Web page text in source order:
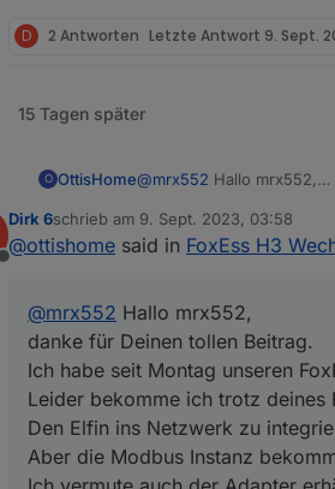
D 2 Antworten Letzte Antwort 9. Sept.
15 Tagen später
O OttisHome@mrx552 Hallo mrx552,
Ich habe seit Montag
Leider bekomme ich trotz
Ich vermute auch der
Der Elfin wurde auf PIN 1
Die Geräte-ID des
Offline
Dirk 6schrieb am 9. Sept. 2023, 03:58
zuletzt editiert von
@ottishome said in FoxEss H3
@mrx552 Hallo mrx552,
danke für Deinen tollen Beitrag.
Ich habe seit Montag unseren
Leider bekomme ich trotz deines
Den Elfin ins Netzwerk zu
Aber die Modbus Instanz